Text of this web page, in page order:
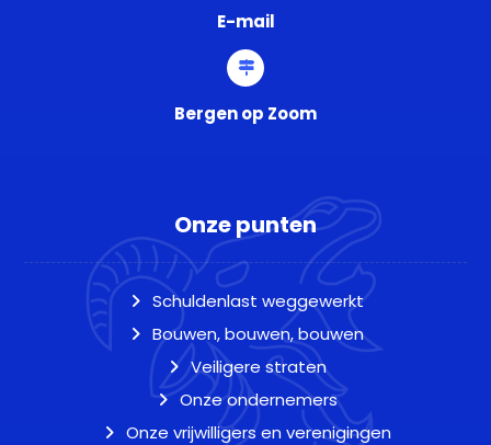
E-mail
Bergen op Zoom
Onze punten
Schuldenlast weggewerkt
Bouwen, bouwen, bouwen
Veiligere straten
Onze ondernemers
Onze vrijwilligers en verenigingen